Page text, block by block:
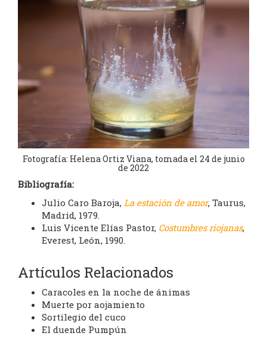
Fotografía: Helena Ortiz Viana, tomada el 24 de junio
de 2022
Bibliografía:
Julio Caro Baroja, La estación de amor, Taurus,
Madrid, 1979.
Luis Vicente Elías Pastor, Costumbres riojanas,
Everest, León, 1990.
Artículos Relacionados
Caracoles en la noche de ánimas
Muerte por aojamiento
Sortilegio del cuco
El duende Pumpún